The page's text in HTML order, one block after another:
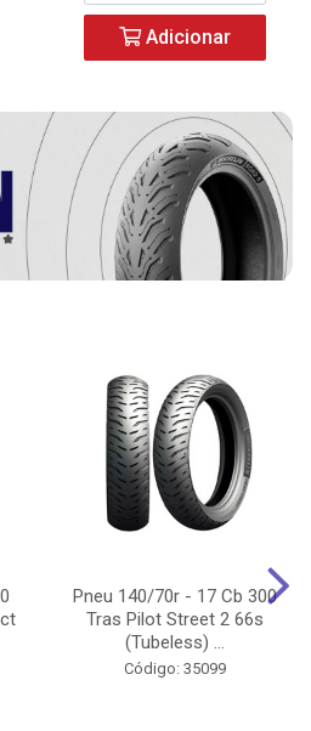
Adicionar
Pneu 140/70r - 17 Cb 300
Tras Pilot Street 2 66s
(Tubeless) ...
Código: 35099